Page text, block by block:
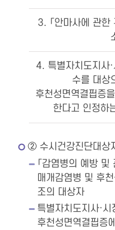
3. 「안마사에 관한
4. 특별자치도지사
수를 대상
후천성면역결핍증
한다고 인정하
② 수시건강진단대상
「감염병의 예방 및
매개감염병 및 후
조의 대상자
특별자치도지사·
후천성면역결핍증